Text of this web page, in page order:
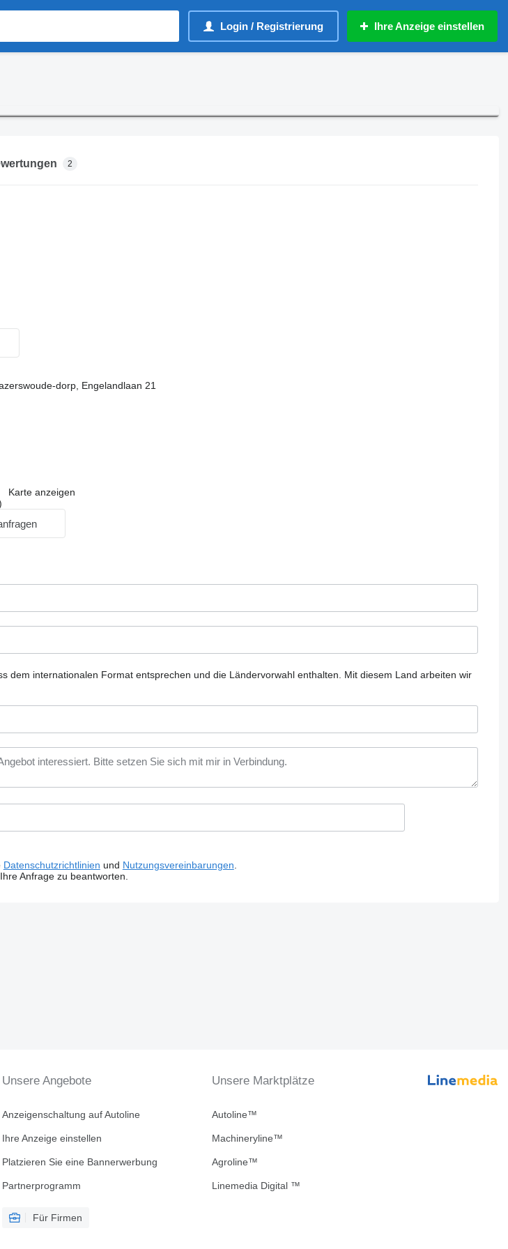
Login / Registrierung Ihre Anzeige einstellen
2
dorp, Engelandlaan 21
Karte anzeigen
dem internationalen Format entsprechen und die Ländervorwahl enthalten.
Mit diesem Land arbeiten wir
Datenschutzrichtlinien und Nutzungsvereinbarungen
Anfrage zu beantworten.
Unsere Angebote
Anzeigenschaltung auf Autoline
Ihre Anzeige einstellen
Platzieren Sie eine Bannerwerbung
Partnerprogramm
Für Firmen
Unsere Marktplätze
Autoline™
Machineryline™
Agroline™
Linemedia Digital ™